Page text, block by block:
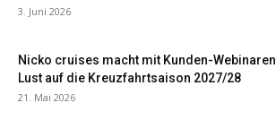
3. Juni 2026
Nicko cruises macht mit Kunden-Webinaren
Lust auf die Kreuzfahrtsaison 2027/28
21. Mai 2026